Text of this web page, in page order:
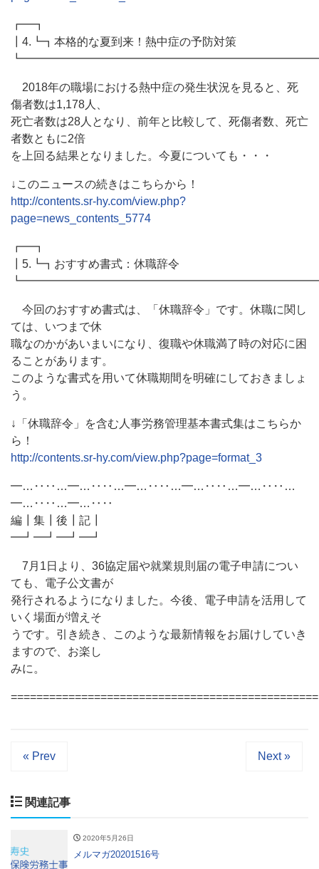
┏━┓
┃4.┗┓本格的な夏到来！熱中症の予防対策
2018年の職場における熱中症の発生状況を見ると、死
傷者数は1,178人、
死亡者数は28人となり、前年と比較して、死傷者数、死亡
者数ともに2倍
を上回る結果となりました。今夏についても・・・
↓このニュースの続きはこちらから！
http://contents.sr-hy.com/view.php?
page=news_contents_5774
┏━┓
┃5.┗┓おすすめ書式：休職辞令
今回のおすすめ書式は、「休職辞令」です。休職に関し
ては、いつまで休
職なのかがあいまいになり、復職や休職満了時の対応に困
ることがあります。
このような書式を用いて休職期間を明確にしておきましょ
う。
↓「休職辞令」を含む人事労務管理基本書式集はこちらか
ら！
http://contents.sr-hy.com/view.php?page=format_3
━…‥‥…━…‥‥…━…‥‥…━…‥‥…━…‥‥…
━…‥‥…━…‥‥
編┃集┃後┃記┃
━┛━┛━┛━┛
7月1日より、36協定届や就業規則届の電子申請につい
ても、電子公文書が
発行されるようになりました。今後、電子申請を活用して
いく場面が増えそ
うです。引き続き、このような最新情報をお届けしていき
ますので、お楽し
みに。
================================================
« Prev Next »
関連記事
2020年5月26日
メルマガ20201516号